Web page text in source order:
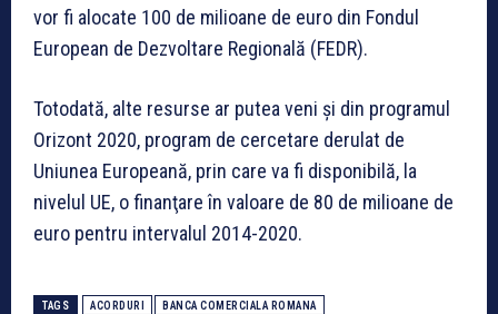
vor fi alocate 100 de milioane de euro din Fondul
European de Dezvoltare Regională (FEDR).
Totodată, alte resurse ar putea veni şi din programul
Orizont 2020, program de cercetare derulat de
Uniunea Europeană, prin care va fi disponibilă, la
nivelul UE, o finanţare în valoare de 80 de milioane de
euro pentru intervalul 2014-2020.
TAGS ACORDURI BANCA COMERCIALA ROMANA